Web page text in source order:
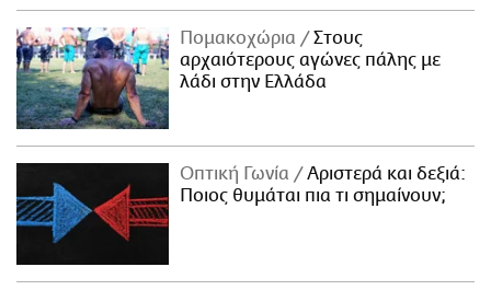
Πομακοχώρια
Στους
αρχαιότερους αγώνες πάλης με
λάδι στην Ελλάδα
Οπτική Γωνία
Αριστερά και δεξιά:
Ποιος θυμάται πια τι σημαίνουν;